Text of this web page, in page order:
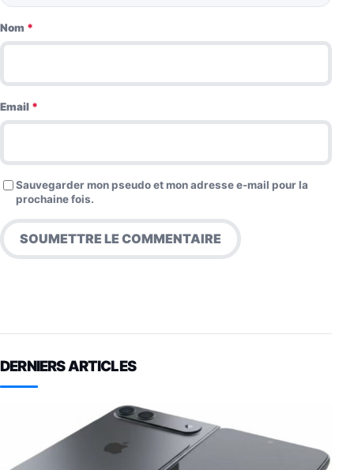
Nom *
Email *
Sauvegarder mon pseudo et mon adresse e-mail pour la
prochaine fois.
DERNIERS ARTICLES